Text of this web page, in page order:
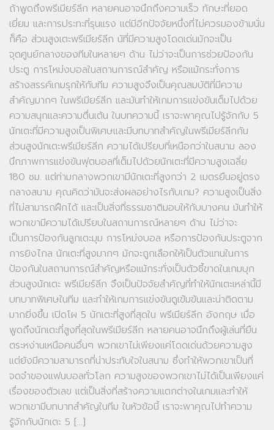
ถ้าพูดถึงพรีเมียร์ลีก หลายคนอาจนึกถึงความเร็ว ทักษะที่ยอด
เยี่ยม และการประทะที่รุนแรง แต่มีอีกปัจจัยหนึ่งที่ไม่ควรมองข้ามนั่น
ก็คือ ส่วนสูงเตะพรีเมียร์ลีก นัที่มีความสูงโดดเด่นมักจะเป็น
จุดศูนย์กลางของทีมในหลายๆ ด้าน ไม่ว่าจะเป็นการช่วยป้องกัน
ประตู การโหม่งบอลในสถานการณ์สำคัญ หรือแม้กระทั่งการ
สร้างสรรค์เกมรุกให้กับทีม ความสูงจึงเป็นคุณสมบัติที่มีความ
สำคัญมากๆ ในพรีเมียร์ลีก และมันทำให้เกมการแข่งขันเต็มไปด้วย
ความสนุกและความตื่นเต้น ในบทความนี้ เราจะพาคุณไปรู้จักกับ 5
นักเตะที่มีความสูงเป็นพิเศษและมีบทบาทสำคัญในพรีเมียร์ลีกกัน
ส่วนสูงนักเตะพรีเมียร์ลีก ความได้เปรียบที่เหนือกว่าในสนาม ลอง
นึกภาพการแข่งขันฟุตบอลที่เต็มไปด้วยนักเตะที่มีความสูงเฉลี่ย
180 ซม. แต่ท่ามกลางพวกเขามีนักเตะที่สูงกว่า 2 เมตรยืนอยู่ตรง
กลางสนาม คุณคิดว่ามันจะส่งผลอย่างไรกับเกม? ความสูงเป็นสิ่ง
ที่ไม่สามารถฝึกได้ และเป็นสิ่งที่ธรรมชาติมอบให้กับบางคน มันทำให้
พวกเขามีความได้เปรียบในสถานการณ์หลายๆ ด้าน ไม่ว่าจะ
เป็นการป้องกันลูกเตะมุม การโหม่งบอล หรือการป้องกันประตูจาก
การยิงไกล นักเตะที่สูงมากๆ มักจะถูกเลือกให้เป็นตัวแทนในการ
ป้องกันในสถานการณ์สำคัญหรือแม้กระทั่งเป็นตัวชี้ขาดในเกมบุก
ส่วนสูงนักเตะ พรีเมียร์ลีก จึงเป็นปัจจัยสำคัญที่ทำให้นักเตะเหล่านี้มี
บทบาทพิเศษในทีม และทำให้เกมการแข่งขันดูเข้มข้นและน่าติดตาม
มากยิ่งขึ้น เปิดโผ 5 นักเตะที่สูงที่สุดใน พรีเมียร์ลีก อังกฤษ เมื่อ
พูดถึงนักเตะที่สูงที่สุดในพรีเมียร์ลีก หลายคนอาจนึกถึงผู้เล่นที่ยืน
ตระหง่านเหนือคนอื่นๆ พวกเขาไม่เพียงแค่โดดเด่นด้วยความสูง
แต่ยังมีความสามารถที่น่าประทับใจในสนาม ซึ่งทำให้พวกเขาเป็นที่
จดจำของแฟนบอลทั่วโลก ความสูงของพวกเขาไม่ได้เป็นเพียงแค่
เรื่องของตัวเลข แต่เป็นสิ่งที่สร้างความแตกต่างในเกมและทำให้
พวกเขามีบทบาทสำคัญในทีม ในหัวข้อนี้ เราจะพาคุณไปทำความ
รู้จักกับนักเตะ 5 […]